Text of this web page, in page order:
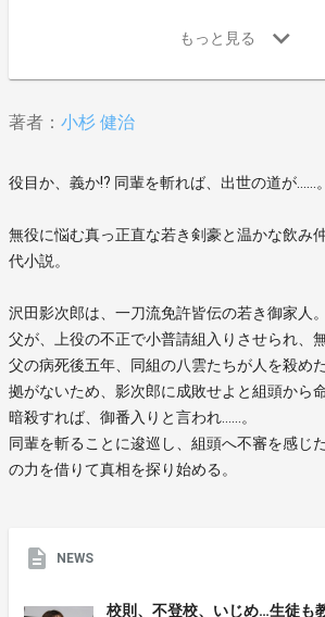
著者： 小杉 健治
役目か、義か!? 同輩を斬れば、出世の道が……。
無役に悩む真っ正直な若き剣豪と温かな飲み
代小説。
沢田影次郎は、一刀流免許皆伝の若き御家人。
父が、上役の不正で小普請組入りさせられ、
父の病死後五年、同組の八雲たちが人を殺め
拠がないため、影次郎に成敗せよと組頭から命
暗殺すれば、御番入りと言われ……。
同輩を斬ることに逡巡し、組頭へ不審を感じ
の力を借りて真相を探り始める。
NEWS
校則、不登校、いじめ…生徒も